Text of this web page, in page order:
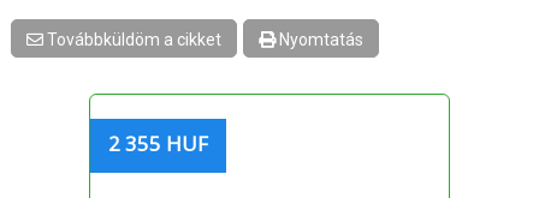
Továbbküldöm a cikket Nyomtatás
2 355 HUF